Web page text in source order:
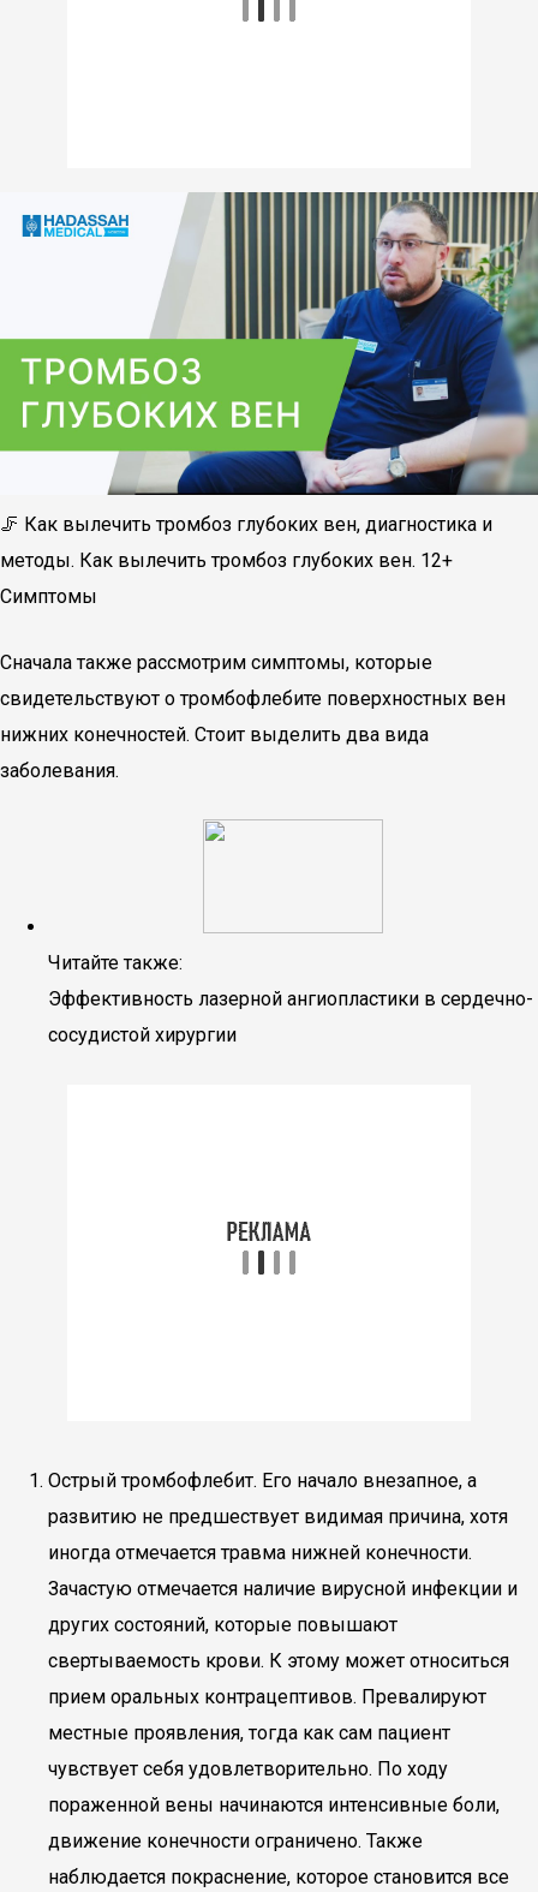
🦵 Как вылечить тромбоз глубоких вен, диагностика и
методы. Как вылечить тромбоз глубоких вен. 12+
Симптомы
Сначала также рассмотрим симптомы, которые
свидетельствуют о тромбофлебите поверхностных вен
нижних конечностей. Стоит выделить два вида
заболевания.
Читайте также:
Эффективность лазерной ангиопластики в сердечно-
сосудистой хирургии
Острый тромбофлебит. Его начало внезапное, а
развитию не предшествует видимая причина, хотя
иногда отмечается травма нижней конечности.
Зачастую отмечается наличие вирусной инфекции и
других состояний, которые повышают
свертываемость крови. К этому может относиться
прием оральных контрацептивов. Превалируют
местные проявления, тогда как сам пациент
чувствует себя удовлетворительно. По ходу
пораженной вены начинаются интенсивные боли,
движение конечности ограничено. Также
наблюдается покраснение, которое становится все